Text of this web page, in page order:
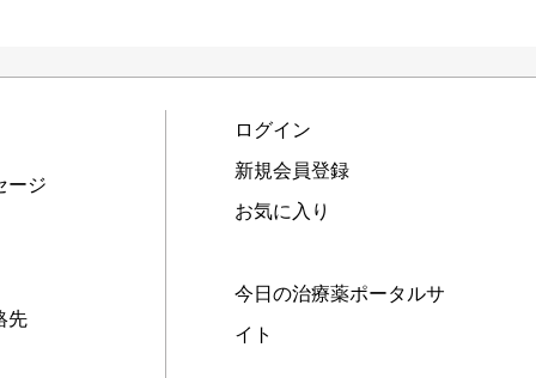
ージ
先
ログイン
新規会員登録
お気に入り
今日の治療薬ポータルサ
イト